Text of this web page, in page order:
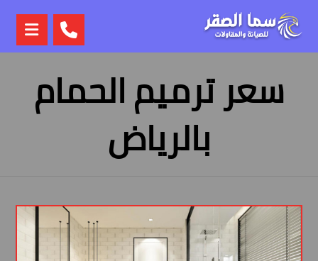
سعر ترميم الحمام
بالرياض